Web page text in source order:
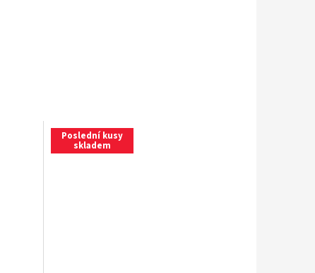
Poslední kusy
skladem